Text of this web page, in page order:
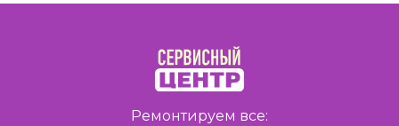
Ремонтируем все: